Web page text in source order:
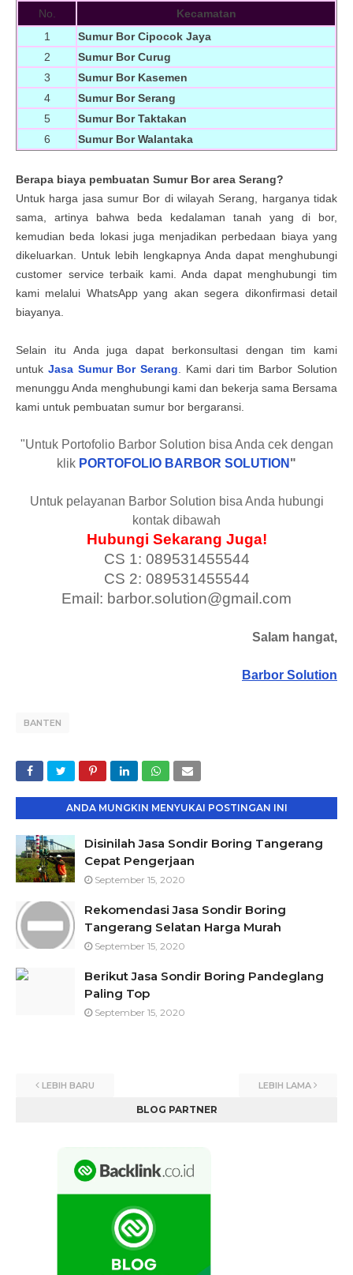
No.
Kecamatan
1
Sumur Bor Cipocok Jaya
2
Sumur Bor Curug
3
Sumur Bor Kasemen
4
Sumur Bor Serang
5
Sumur Bor Taktakan
6
Sumur Bor Walantaka
Berapa biaya pembuatan Sumur Bor area Serang?
Untuk harga jasa sumur Bor di wilayah Serang, harganya tidak
sama, artinya bahwa beda kedalaman tanah yang di bor,
kemudian beda lokasi juga menjadikan perbedaan biaya yang
dikeluarkan. Untuk lebih lengkapnya Anda dapat menghubungi
customer service terbaik kami. Anda dapat menghubungi tim
kami melalui WhatsApp yang akan segera dikonfirmasi detail
biayanya.
Selain itu Anda juga dapat berkonsultasi dengan tim kami
untuk Jasa Sumur Bor Serang . Kami dari tim Barbor Solution
menunggu Anda menghubungi kami dan bekerja sama Bersama
kami untuk pembuatan sumur bor bergaransi.
"Untuk Portofolio Barbor Solution bisa Anda cek dengan
klik PORTOFOLIO BARBOR SOLUTION "
Untuk pelayanan Barbor Solution bisa Anda hubungi
kontak dibawah
Hubungi Sekarang Juga!
CS 1: 089531455544
CS 2: 089531455544
Email: barbor.solution@gmail.com
Salam hangat,
Barbor Solution
BANTEN
ANDA MUNGKIN MENYUKAI POSTINGAN INI
Disinilah Jasa Sondir Boring Tangerang
Cepat Pengerjaan
September 15, 2020
Rekomendasi Jasa Sondir Boring
Tangerang Selatan Harga Murah
September 15, 2020
Berikut Jasa Sondir Boring Pandeglang
Paling Top
September 15, 2020
LEBIH BARU LEBIH LAMA
BLOG PARTNER